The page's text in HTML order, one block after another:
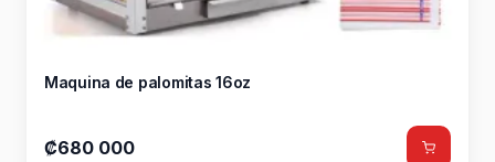
Maquina de palomitas 16oz
₡680 000